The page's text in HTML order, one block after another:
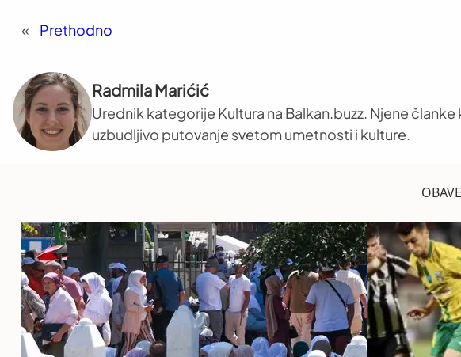
« Prethodno
Radmila Marićić
Urednik kategorije Kultura na Balkan.buzz. Njene
uzbudljivo putovanje svetom umetnosti i kulture.